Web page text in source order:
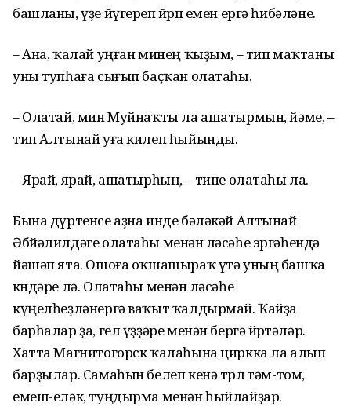
башланы, үҙе йүгереп йөрөп емен ергә һибәләне.
– Ана, ҡалай уңған минең ҡыҙым, – тип маҡтаны
уны тупһаға сығып баҫҡан олатаһы.
– Олатай, мин Муйнаҡты ла ашатырмын, йәме, –
тип Алтынай уға килеп һыйынды.
– Ярай, ярай, ашатырһың, – тине олатаһы ла.
Бына дүртенсе аҙна инде бәләкәй Алтынай
Әбйәлилдәге олатаһы менән өләсәһе эргәһендә
йәшәп ята. Ошоға оҡшашыраҡ үтә уның башҡа
көндәре лә. Олатаһы менән өләсәһе
күңелһеҙләнергә ваҡыт ҡалдырмай. Ҡайҙа
барһалар ҙа, гел үҙҙәре менән бергә йөрөтәләр.
Хатта Магнитогорск ҡалаһына циркка ла алып
барҙылар. Самаһын белеп кенә төрлө тәм-том,
емеш-еләк, туңдыр­ма менән һыйлайҙар.